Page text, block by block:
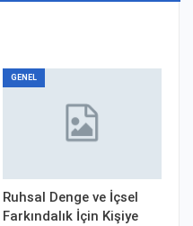
GENEL
Ruhsal Denge ve İçsel
Farkındalık İçin Kişiye